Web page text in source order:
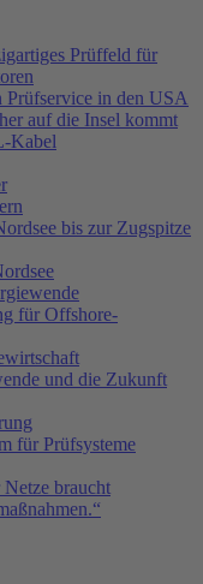
Prüffeld für
Prüfservice in den USA
auf die Insel kommt
Kabel
bis zur Zugspitze
für Offshore-
und die Zukunft
für Prüfsysteme
braucht